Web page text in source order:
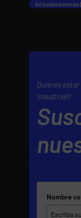
Actualizaciones
Quieres
industrial?
Nombre